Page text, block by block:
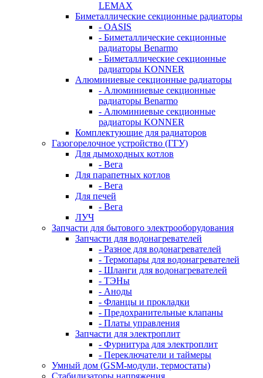
LEMAX
Биметаллические секционные радиаторы
- OASIS
- Биметаллические секционные
радиаторы Benarmo
- Биметаллические секционные
радиаторы KONNER
Алюминиевые секционные радиаторы
- Алюминиевые секционные
радиаторы Benarmo
- Алюминиевые секционные
радиаторы KONNER
Комплектующие для радиаторов
Газогорелочное устройство (ГГУ)
Для дымоходных котлов
- Вега
Для парапетных котлов
- Вега
Для печей
- Вега
ЛУЧ
Запчасти для бытового электрооборудования
Запчасти для водонагревателей
- Разное для водонагревателей
- Термопары для водонагревателей
- Шланги для водонагревателей
- ТЭНы
- Аноды
- Фланцы и прокладки
- Предохранительные клапаны
- Платы управления
Запчасти для электроплит
- Фурнитура для электроплит
- Переключатели и таймеры
Умный дом (GSM-модули, термостаты)
Cтабилизаторы напряжения